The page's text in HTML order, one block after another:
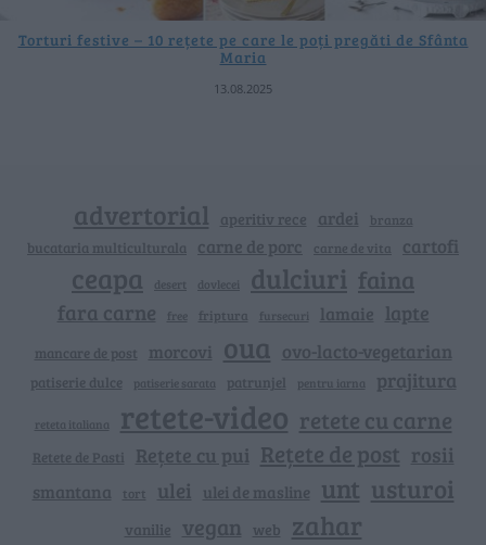
Torturi festive – 10 rețete pe care le poți pregăti de Sfânta
Maria
13.08.2025
advertorial aperitiv rece ardei branza
bucataria multiculturala carne de porc carne de vita cartofi
ceapa desert dovlecei dulciuri faina
fara carne free friptura fursecuri lamaie lapte
mancare de post morcovi oua ovo-lacto-vegetarian
patiserie dulce patiserie sarata patrunjel pentru iarna prajitura
reteta italiana retete-video retete cu carne
Retete de Pasti Rețete cu pui Rețete de post rosii
smantana tort ulei ulei de masline unt usturoi
vanilie vegan web zahar